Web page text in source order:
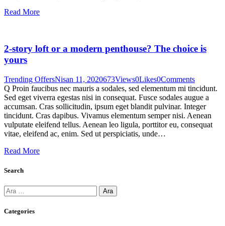
Read More
2-story loft or a modern penthouse? The choice is
yours
Trending OffersNisan 11, 2020673Views0Likes0Comments
Q Proin faucibus nec mauris a sodales, sed elementum mi tincidunt.
Sed eget viverra egestas nisi in consequat. Fusce sodales augue a
accumsan. Cras sollicitudin, ipsum eget blandit pulvinar. Integer
tincidunt. Cras dapibus. Vivamus elementum semper nisi. Aenean
vulputate eleifend tellus. Aenean leo ligula, porttitor eu, consequat
vitae, eleifend ac, enim. Sed ut perspiciatis, unde…
Read More
Search
Arama:
Categories